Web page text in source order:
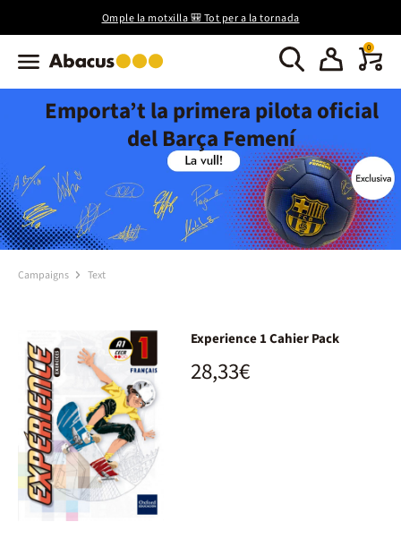
Omple la motxilla 🎒 Tot per a la tornada
0
Emporta’t la primera pilota oficial
del Barça Femení
Campaigns Text
Experience 1 Cahier Pack
28,33€